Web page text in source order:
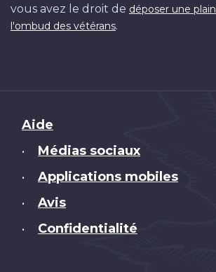
vous avez le droit de déposer une
l'ombud des vétérans.
Brand
Aide
• Médias sociaux
• Applications mobiles
• Avis
• Confidentialité